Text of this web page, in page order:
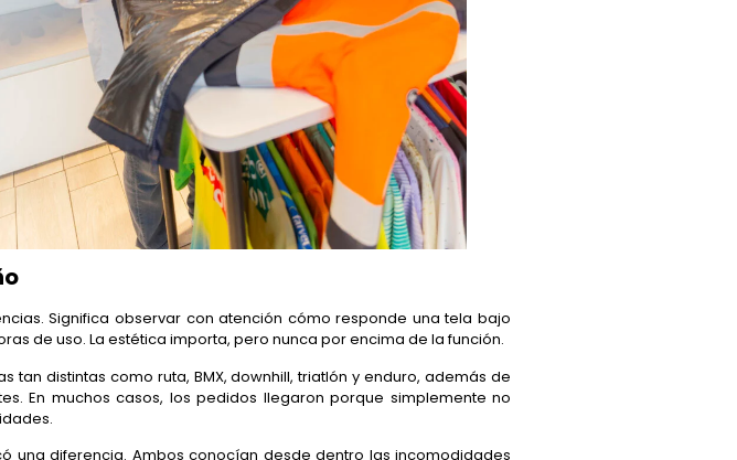
Significa observar con atención cómo responde una tela bajo
de uso. La estética importa, pero nunca por encima de la función.
distintas como ruta, BMX, downhill, triatlón y enduro, además de
En muchos casos, los pedidos llegaron porque simplemente no
una diferencia. Ambos conocían desde dentro las incomodidades